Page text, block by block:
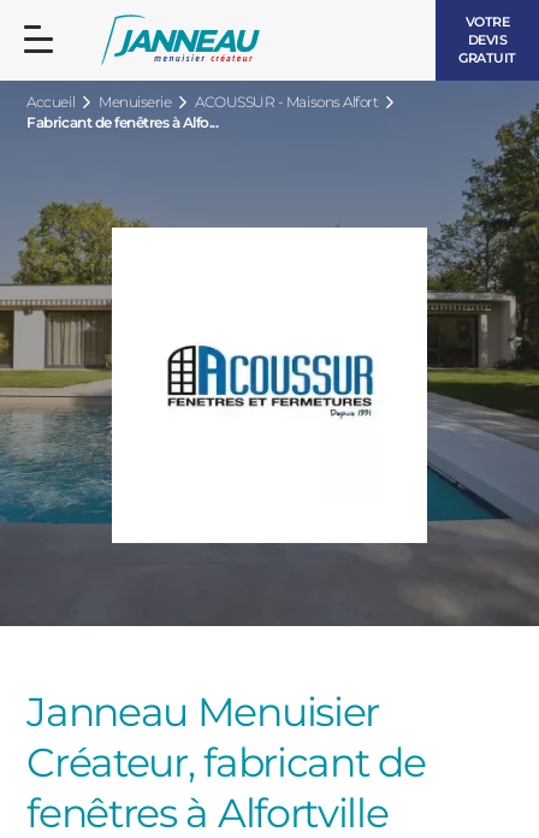
VOTRE
DEVIS
GRATUIT
Accueil Menuiserie
ACOUSSUR - Maisons Alfort
Fabricant de fenêtres à Alfo...
Janneau Menuisier
Créateur, fabricant de
fenêtres à Alfortville
FENÊTRES ET PORTES-FENÊTRES
BOIS
BAIES VITRÉES
PORTES D’ENTRÉELES INTEMPORELLES
VOLETS ROULANTS
PERGOLAS
CARPORTS